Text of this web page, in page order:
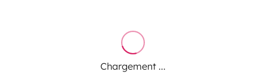
Chargement ...